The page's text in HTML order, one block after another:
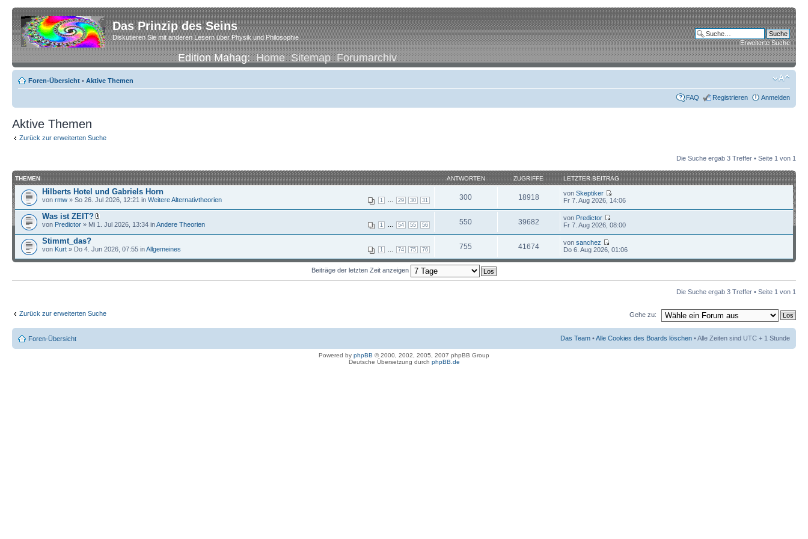
Das Prinzip des Seins
Diskutieren Sie mit anderen Lesern über Physik und Philosophie
Edition Mahag:Home Sitemap Forumarchiv
Erweiterte Suche
Foren-Übersicht • Aktive Themen
FAQ Registrieren Anmelden
Aktive Themen
Zurück zur erweiterten Suche
Die Suche ergab 3 Treffer • Seite 1 von 1
THEMEN ANTWORTEN ZUGRIFFE LETZTER BEITRAG
Hilberts Hotel und Gabriels Horn
1 29 30 31
von rmw » So 26. Jul 2026, 12:21 in Weitere Alternativtheorien 300 18918 vonSkeptiker
Fr 7. Aug 2026, 14:06
Was ist ZEIT?
1 54 55 56
von Predictor » Mi 1. Jul 2026, 13:34 inAndere Theorien 550 39682 von Predictor
Fr 7. Aug 2026, 08:00
Stimmt_das?
1 74 75 76
von Kurt » Do 4. Jun 2026, 07:55 inAllgemeines 755 41674 vonsanchez
Do 6. Aug 2026, 01:06
Beiträge der letzten Zeit anzeigen
Die Suche ergab 3 Treffer • Seite 1 von 1
Zurück zur erweiterten Suche Gehe zu:
Foren-Übersicht Das Team •Alle Cookies des Boards löschen • Alle Zeiten sind UTC + 1 Stunde
Powered by phpBB © 2000, 2002, 2005, 2007 phpBB Group
Deutsche Übersetzung durch phpBB.de